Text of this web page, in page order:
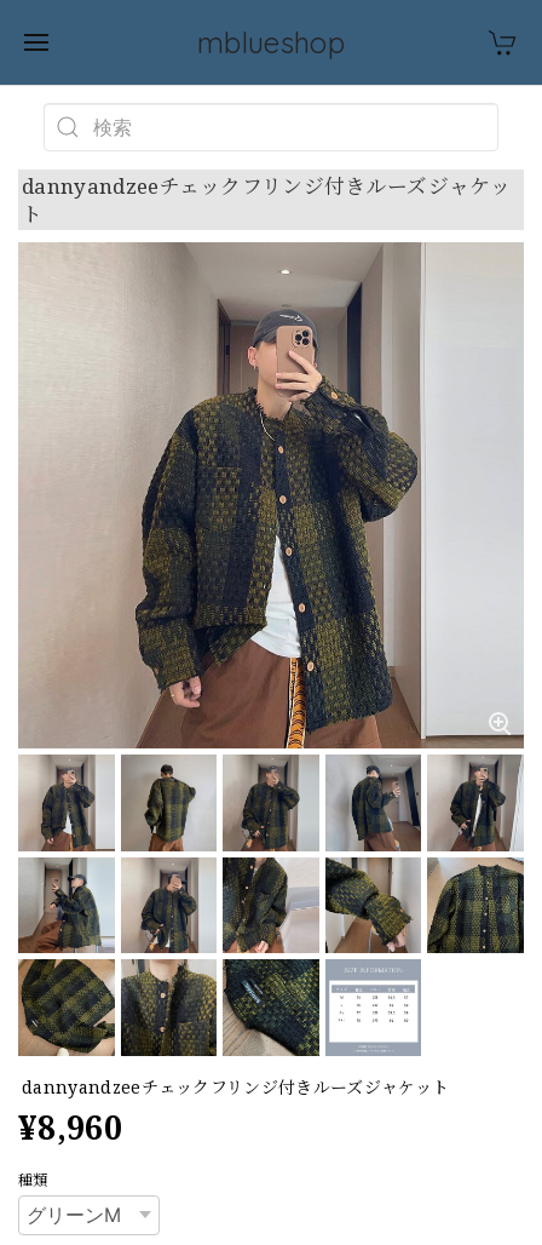
mblueshop
dannyandzeeチェックフリンジ付きルーズジャケッ
ト
dannyandzeeチェックフリンジ付きルーズジャケット
¥8,960
種類